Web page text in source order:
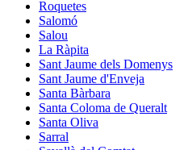
Roquetes
Salomó
Salou
La Ràpita
Sant Jaume dels Domenys
Sant Jaume d'Enveja
Santa Bàrbara
Santa Coloma de Queralt
Santa Oliva
Sarral